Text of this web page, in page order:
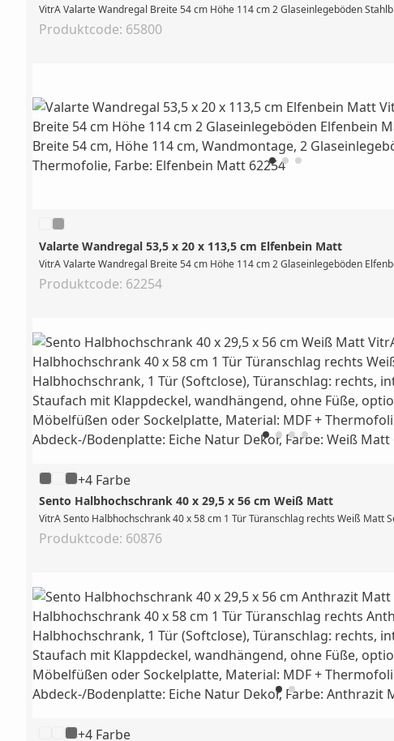
VitrA Valarte Wandregal Breite 54 cm Höhe 114 cm 2 Glaseinlegeböden
Produktcode: 65800
Valarte Wandregal 53,5 x 20 x 113,5 cm Elfenbein Matt
VitrA Valarte Wandregal Breite 54 cm Höhe 114 cm 2 Glaseinlegeböden
Produktcode: 62254
+4 Farbe
Sento Halbhochschrank 40 x 29,5 x 56 cm Weiß Matt
VitrA Sento Halbhochschrank 40 x 58 cm 1 Tür Türanschlag rechts Weiß
Produktcode: 60876
+4 Farbe